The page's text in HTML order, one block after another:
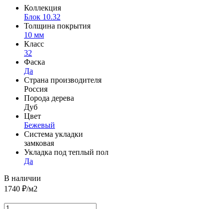
Коллекция
Блок 10.32
Толщина покрытия
10 мм
Класс
32
Фаска
Да
Страна производителя
Россия
Порода дерева
Дуб
Цвет
Бежевый
Система укладки
замковая
Укладка под теплый пол
Да
В наличии
1740 ₽/м2